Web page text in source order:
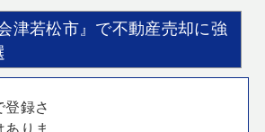
津若松市』で不動産売却に強
録さ